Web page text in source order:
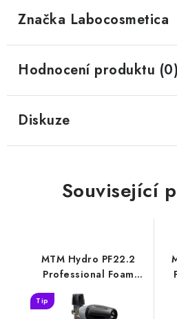
Značka Labocosmetica
Hodnocení produktu (0)
Diskuze
Související
MTM Hydro PF22.2
Professional Foam
Lance Karcher K
profesionální
Tip